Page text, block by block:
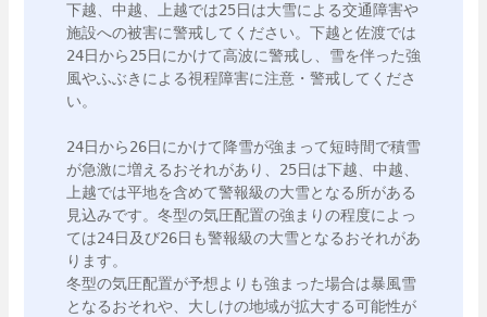
下越、中越、上越では25日は大雪による交通障害や
施設への被害に警戒してください。下越と佐渡では
24日から25日にかけて高波に警戒し、雪を伴った強
風やふぶきによる視程障害に注意・警戒してくださ
い。
24日から26日にかけて降雪が強まって短時間で積雪
が急激に増えるおそれがあり、25日は下越、中越、
上越では平地を含めて警報級の大雪となる所がある
見込みです。冬型の気圧配置の強まりの程度によっ
ては24日及び26日も警報級の大雪となるおそれがあ
ります。
冬型の気圧配置が予想よりも強まった場合は暴風雪
となるおそれや、大しけの地域が拡大する可能性が